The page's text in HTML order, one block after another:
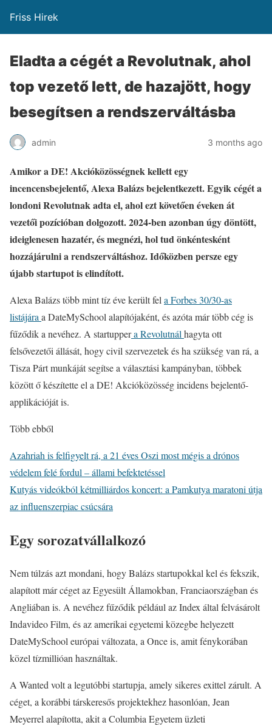
Friss Hirek
Eladta a cégét a Revolutnak, ahol
top vezető lett, de hazajött, hogy
besegítsen a rendszerváltásba
admin 3 months ago
Amikor a DE! Akcióközösségnek kellett egy
incencensbejelentő, Alexa Balázs bejelentkezett. Egyik cégét a
londoni Revolutnak adta el, ahol ezt követően éveken át
vezetői pozícióban dolgozott. 2024-ben azonban úgy döntött,
ideiglenesen hazatér, és megnézi, hol tud önkéntesként
hozzájárulni a rendszerváltáshoz. Időközben persze egy
újabb startupot is elindított.
Alexa Balázs több mint tíz éve került fel a Forbes 30/30-as
listájára a DateMySchool alapítójaként, és azóta már több cég is
fűződik a nevéhez. A startuppera Revolutnál hagyta ott
felsővezetői állását, hogy civil szervezetek és ha szükség van rá, a
Tisza Párt munkáját segítse a választási kampányban, többek
között ő készítette el a DE! Akcióközösség incidens bejelentő-
applikációját is.
Több ebből
Azahriah is felfigyelt rá, a 21 éves Oszi most mégis a drónos
védelem felé fordul – állami befektetéssel
Kutyás videókból kétmilliárdos koncert: a Pamkutya maratoni útja
az influenszerpiac csúcsára
Egy sorozatvállalkozó
Nem túlzás azt mondani, hogy Balázs startupokkal kel és fekszik,
alapított már céget az Egyesült Államokban, Franciaországban és
Angliában is. A nevéhez fűződik például az Index által felvásárolt
Indavideo Film, és az amerikai egyetemi közegbe helyezett
DateMySchool európai változata, a Once is, amit fénykorában
közel tízmillióan használtak.
A Wanted volt a legutóbbi startupja, amely sikeres exittel zárult. A
céget, a korábbi társkeresős projektekhez hasonlóan, Jean
Meyerrel alapította, akit a Columbia Egyetem üzleti